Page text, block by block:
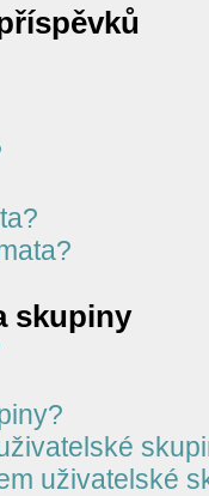
skupiny
uživatelské